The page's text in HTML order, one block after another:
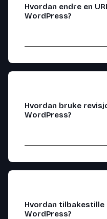
Hvordan endre en
WordPress?
Hvordan bruke
WordPress?
Hvordan tilbakestille
WordPress?